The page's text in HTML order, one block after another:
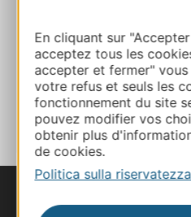
En cliquant sur
acceptez tous les
accepter et fermer"
votre refus et seuls les
fonctionnement du site
pouvez modifier vos
obtenir plus
de cookies.
Politica sulla riservatezza
Facebook
AGGIUNGI
AL TACCUINO